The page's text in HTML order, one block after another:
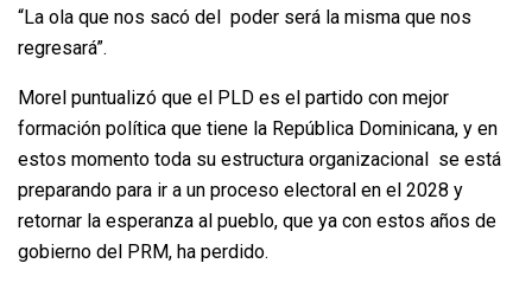
“La ola que nos sacó del poder será la misma que nos
regresará”.
Morel puntualizó que el PLD es el partido con mejor
formación política que tiene la República Dominicana, y en
estos momento toda su estructura organizacional se está
preparando para ir a un proceso electoral en el 2028 y
retornar la esperanza al pueblo, que ya con estos años de
gobierno del PRM, ha perdido.